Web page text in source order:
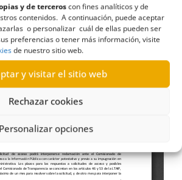
y de terceroscon fines analíticos y de
contenidos. A continuación, puede aceptar
o personalizar cuál de ellas pueden ser
preferencias o tener más información, visite
de nuestro sitio web.
y visitar el sitio web
Rechazar cookies
Personalizar opciones